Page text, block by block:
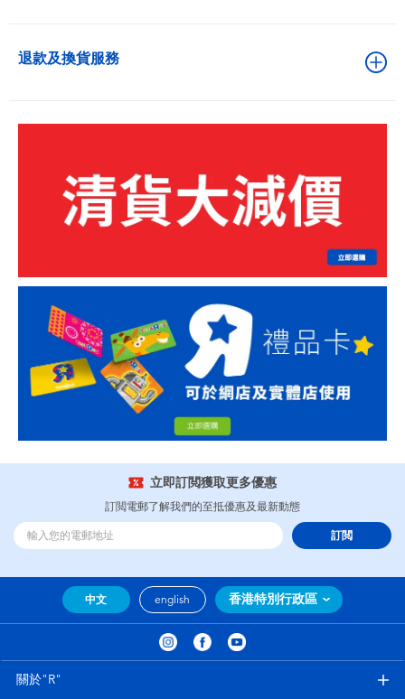
退款及換貨服務
立即訂閲獲取更多優惠
訂閲電郵了解我們的至抵優惠及最新動態
訂閲
中文 english 香港特別行政區
關於"R"